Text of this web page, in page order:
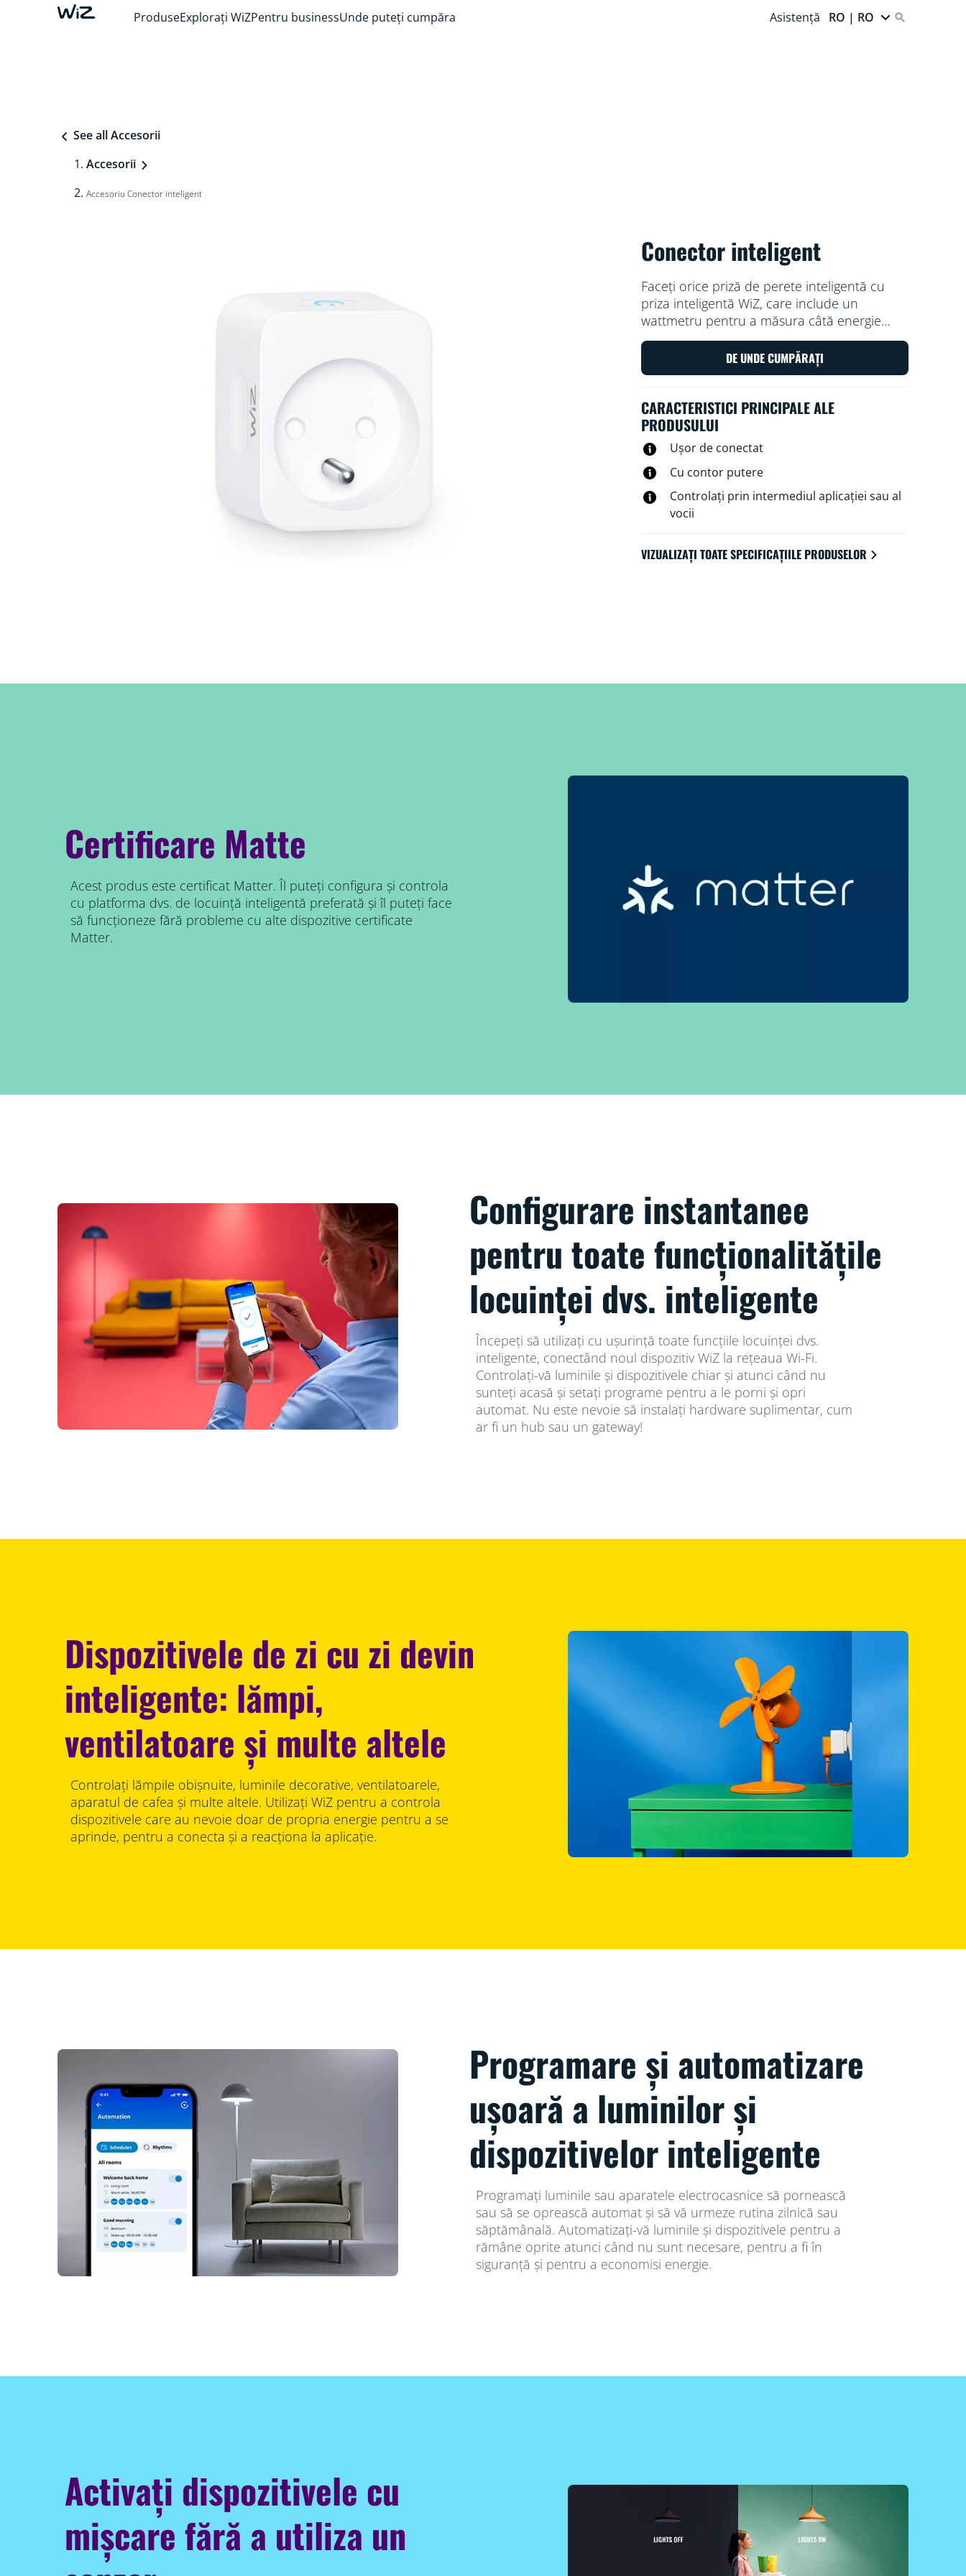
ProduseExplorați WiZPentru businessUnde puteți cumpăra Asistență RO | RO
See all Accesorii
Accesorii
Accesoriu Conector inteligent
Conector inteligent
Faceți orice priză de perete inteligentă cu
priza inteligentă WiZ, care include un
wattmetru pentru a măsura câtă energie
utilizează priza. Controlați priza cu aplicația
WiZ sau cu vocea: porniți și opriți lampa
tradițională preferată cu o atingere, de
DE UNDE CUMPĂRAȚI
CARACTERISTICI PRINCIPALE ALE
PRODUSULUI
Ușor de conectat
Cu contor putere
Controlați prin intermediul aplicației sau al
vocii
VIZUALIZAȚI TOATE SPECIFICAȚIILE PRODUSELOR
Certificare Matte
Acest produs este certificat Matter. Îl puteți configura și controla
cu platforma dvs. de locuință inteligentă preferată și îl puteți face
să funcționeze fără probleme cu alte dispozitive certificate
Matter.
Configurare instantanee
pentru toate funcționalitățile
locuinței dvs. inteligente
Începeți să utilizați cu ușurință toate funcțiile locuinței dvs.
inteligente, conectând noul dispozitiv WiZ la rețeaua Wi-Fi.
Controlați-vă luminile și dispozitivele chiar și atunci când nu
sunteți acasă și setați programe pentru a le porni și opri
automat. Nu este nevoie să instalați hardware suplimentar, cum
ar fi un hub sau un gateway!
Dispozitivele de zi cu zi devin
inteligente: lămpi,
ventilatoare și multe altele
Controlați lămpile obișnuite, luminile decorative, ventilatoarele,
aparatul de cafea și multe altele. Utilizați WiZ pentru a controla
dispozitivele care au nevoie doar de propria energie pentru a se
aprinde, pentru a conecta și a reacționa la aplicație.
Programare și automatizare
ușoară a luminilor și
dispozitivelor inteligente
Programați luminile sau aparatele electrocasnice să pornească
sau să se oprească automat și să vă urmeze rutina zilnică sau
săptămânală. Automatizați-vă luminile și dispozitivele pentru a
rămâne oprite atunci când nu sunt necesare, pentru a fi în
siguranță și pentru a economisi energie.
Activați dispozitivele cu
mișcare fără a utiliza un